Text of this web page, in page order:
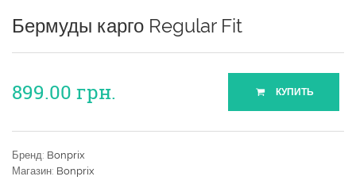
Бермуды карго Regular Fit
899.00 грн. КУПИТЬ
Бренд: Bonprix
Магазин: Bonprix